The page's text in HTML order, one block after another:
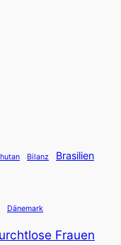
Bilanz Brasilien
Dänemark
Frauen